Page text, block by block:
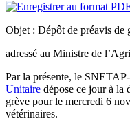
Objet : Dépôt de préavis de
adressé au Ministre de
Par la présente, le SNETAP-
Unitaire dépose ce jour à la
grève pour le mercredi 6
vétérinaires.